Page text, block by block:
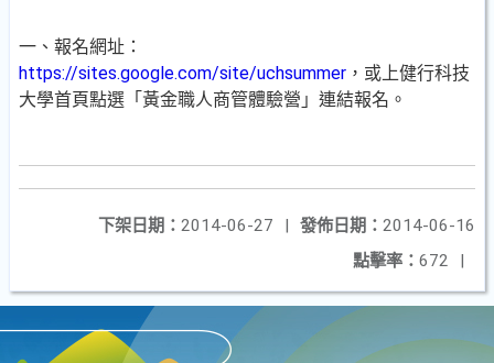
一、報名網址：
https://sites.google.com/site/uchsummer ，或上健行科技
大學首頁點選「黃金職人商管體驗營」連結報名。
發佈日期： 2014-06-16
下架日期： 2014-06-27
|
點擊率： 672 |